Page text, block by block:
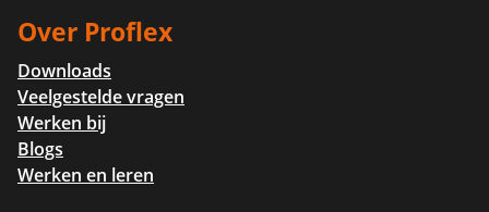
Over Proflex
Downloads
Veelgestelde vragen
Werken bij
Blogs
Werken en leren